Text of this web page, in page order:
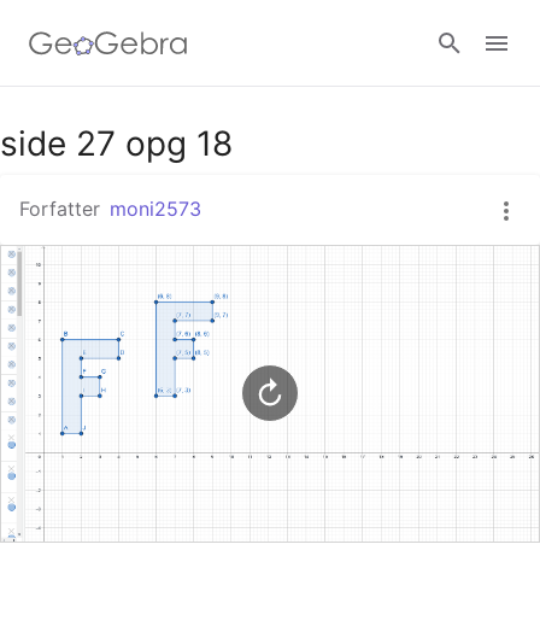
Google Classroom
GeoGebra Classroom
side 27 opg 18
Forfatter moni2573